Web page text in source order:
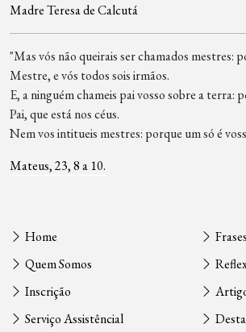
Madre Teresa de Calcutá
"Mas vós não queirais ser chamados mestres:
Mestre, e vós todos sois irmãos.
E, a ninguém chameis pai vosso sobre a terra:
Pai, que está nos céus.
Nem vos intitueis mestres: porque um só é
Mateus, 23, 8 a 10.
Home
Quem Somos
Inscrição
Serviço Assistêncial
Frases